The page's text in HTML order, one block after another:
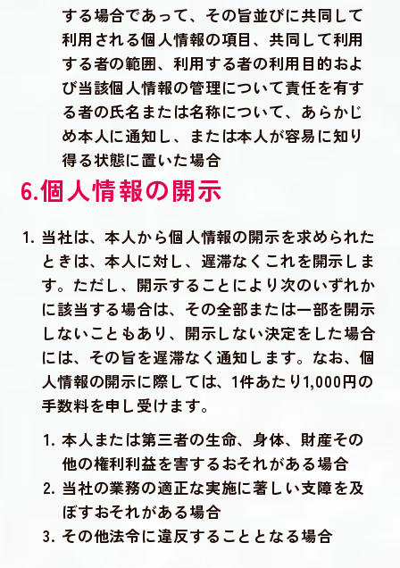
する場合であって、その旨並びに共同して
利用される個人情報の項目、共同して利用
する者の範囲、利用する者の利用目的およ
び当該個人情報の管理について責任を有す
る者の氏名または名称について、あらかじ
め本人に通知し、または本人が容易に知り
得る状態に置いた場合
6.個人情報の開示
当社は、本人から個人情報の開示を求められた
ときは、本人に対し、遅滞なくこれを開示しま
す。ただし、開示することにより次のいずれか
に該当する場合は、その全部または一部を開示
しないこともあり、開示しない決定をした場合
には、その旨を遅滞なく通知します。なお、個
人情報の開示に際しては、1件あたり1,000円の
手数料を申し受けます。
本人または第三者の生命、身体、財産その
他の権利利益を害するおそれがある場合
当社の業務の適正な実施に著しい支障を及
ぼすおそれがある場合
その他法令に違反することとなる場合